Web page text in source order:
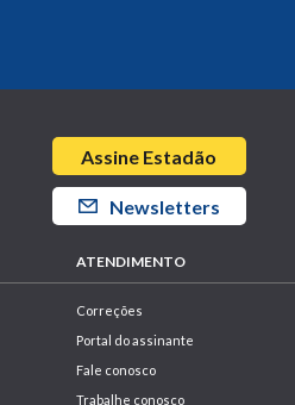
ATENDIMENTO
Correções
Portal do assinante
Fale conosco
Trabalhe conosco
Assine Estadão
Newsletters